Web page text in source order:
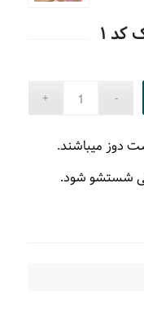
۱
دوز میباشند.
شستشو شود.